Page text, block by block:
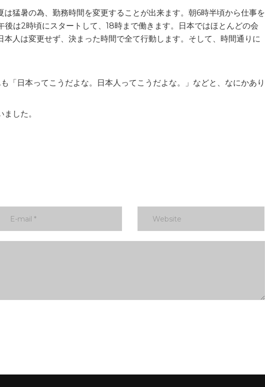
猛暑の為、勤務時間を変更することが出来ます。朝6時半頃から仕事を
は2時頃にスタートして、18時まで働きます。日本ではほとんどの会
本人は変更せず、決まった時間で全て行動します。そして、時間通りに
「日本ってこうだよな。日本人ってこうだよな。」などと、なにかあり
した。